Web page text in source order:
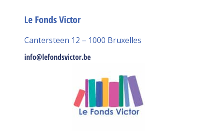
Le Fonds Victor
Cantersteen 12 – 1000 Bruxelles
info@lefondsvictor.be